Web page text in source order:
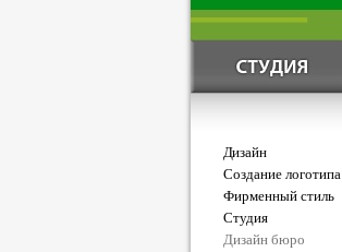
Дизайн
Создание логотипа
Фирменный стиль
Студия
Дизайн бюро